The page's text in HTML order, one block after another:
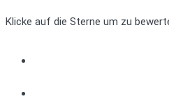
Klicke auf die Sterne um zu